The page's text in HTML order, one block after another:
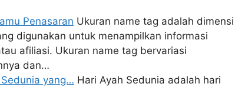
Penasaran Ukuran name tag adalah dimensi
digunakan untuk menampilkan informasi
afiliasi. Ukuran name tag bervariasi
dan…
yang… Hari Ayah Sedunia adalah hari